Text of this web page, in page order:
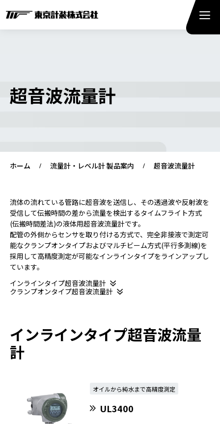
超音波流量計
ホーム 流量計・レベル計 製品案内 超音波流量計
流体の流れている管路に超音波を送信し、その透過波や反射波を
受信して伝搬時間の差から流量を検出するタイムフライト方式
(伝搬時間差法)の液体用超音波流量計です。
配管の外側からセンサを取り付ける方式で、完全非接液で測定可
能なクランプオンタイプおよびマルチビーム方式(平行多測線)を
採用して高精度測定が可能なインラインタイプをラインアップし
ています。
インラインタイプ超音波流量計
クランプオンタイプ超音波流量計
インラインタイプ超音波流量
計
オイルから純水まで高精度測定
UL3400